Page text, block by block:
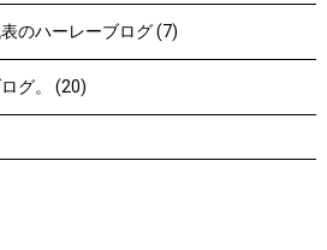
のハーレーブログ (7)
グ。 (20)